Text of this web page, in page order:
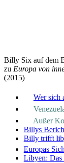
Billy Six auf dem
zu Europa von
(2015)
Wer sich
Außer
Billys
Billy trifft
Europas
Libyen: Das